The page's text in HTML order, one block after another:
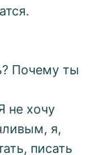
Почему ты
не хочу
я,
писать